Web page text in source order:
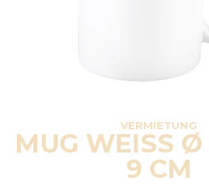
VERMIETUNG
MUG WEISS Ø
9 CM